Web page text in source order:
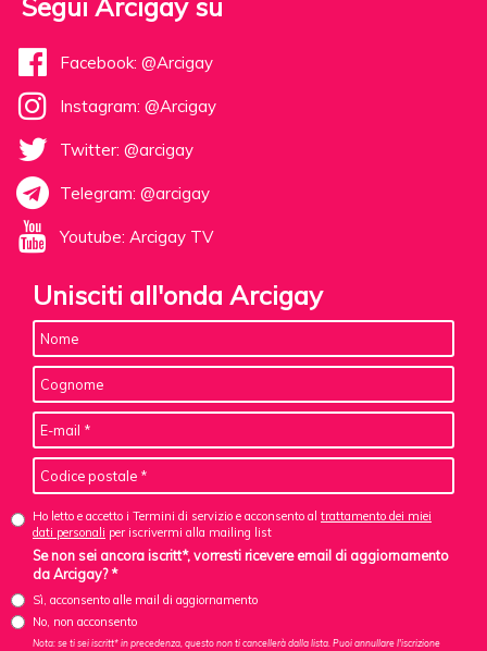
Segui Arcigay su
Facebook: @Arcigay
Instagram: @Arcigay
Twitter: @arcigay
Telegram: @arcigay
Youtube: Arcigay TV
Unisciti all'onda Arcigay
Ho letto e accetto i Termini di servizio e acconsento al trattamento dei miei
dati personali per iscrivermi alla mailing list
Se non sei ancora iscritt*, vorresti ricevere email di aggiornamento
da Arcigay? *
Sì, acconsento alle mail di aggiornamento
No, non acconsento
Nota: se ti sei iscritt* in precedenza, questo non ti cancellerà dalla lista. Puoi annullare l'iscrizione